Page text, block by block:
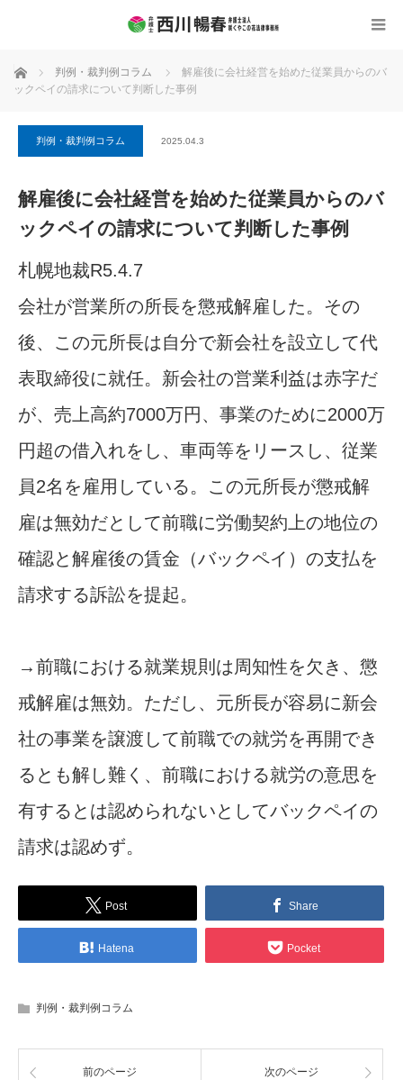
ホーム 判例・裁判例コラム
解雇後に会社経営を始めた従業員からのバ
ックペイの請求について判断した事例
判例・裁判例コラム 2025.04.3
解雇後に会社経営を始めた従業員からのバ
ックペイの請求について判断した事例
札幌地裁R5.4.7
会社が営業所の所長を懲戒解雇した。その
後、この元所長は自分で新会社を設立して代
表取締役に就任。新会社の営業利益は赤字だ
が、売上高約7000万円、事業のために2000万
円超の借入れをし、車両等をリースし、従業
員2名を雇用している。この元所長が懲戒解
雇は無効だとして前職に労働契約上の地位の
確認と解雇後の賃金（バックペイ）の支払を
請求する訴訟を提起。
→前職における就業規則は周知性を欠き、懲
戒解雇は無効。ただし、元所長が容易に新会
社の事業を譲渡して前職での就労を再開でき
るとも解し難く、前職における就労の意思を
有するとは認められないとしてバックペイの
請求は認めず。
Post Share
Hatena Pocket
判例・裁判例コラム
前のページ 次のページ